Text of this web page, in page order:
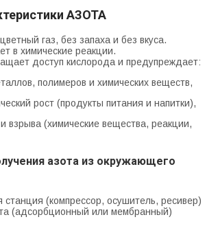
АЗОТА
газ, без запаха и без вкуса.
в химические реакции.
доступ кислорода и предупреждает:
полимеров и химических веществ,
рост (продукты питания и напитки),
взрыва (химические вещества, реакции,
азота из окружающего
станция (компрессор, осушитель, ресивер)
(адсорбционный или мембранный)